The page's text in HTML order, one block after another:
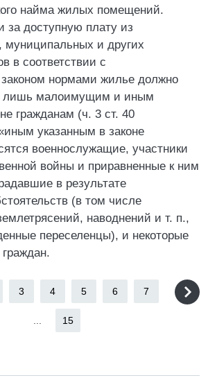
найма жилых помещений.
за доступную плату из
муниципальных и других
в соответствии с
нормами жилье должно
лишь малоимущим и иным
гражданам (ч. 3 ст. 40
указанным в законе
военнослужащие, участники
войны и приравненные к ним
в результате
(в том числе
наводнений и т. п.,
переселенцы), и некоторые
граждан.
3 4 5 6 7
15